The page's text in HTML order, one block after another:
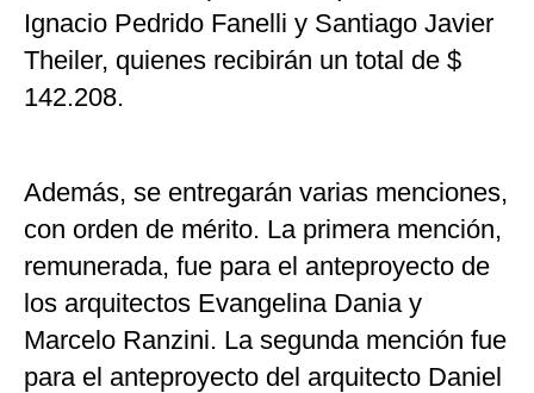
Ignacio Pedrido Fanelli y Santiago Javier
Theiler, quienes recibirán un total de $
142.208.
Además, se entregarán varias menciones,
con orden de mérito. La primera mención,
remunerada, fue para el anteproyecto de
los arquitectos Evangelina Dania y
Marcelo Ranzini. La segunda mención fue
para el anteproyecto del arquitecto Daniel